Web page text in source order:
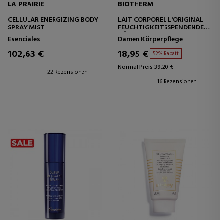
LA PRAIRIE
CELLULAR ENERGIZING BODY
SPRAY MIST
Esenciales
102,63 €
22 Rezensionen
BIOTHERM
LAIT CORPOREL L'ORIGINAL
FEUCHTIGKEITSSPENDENDE
KÖRPERMILCH
Damen Körperpflege
18,95 € 52% Rabatt
Normal Preis 39,20 €
16 Rezensionen